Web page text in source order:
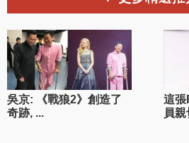
吳京: 《戰狼2》創造了
奇跡, ...
這張
員